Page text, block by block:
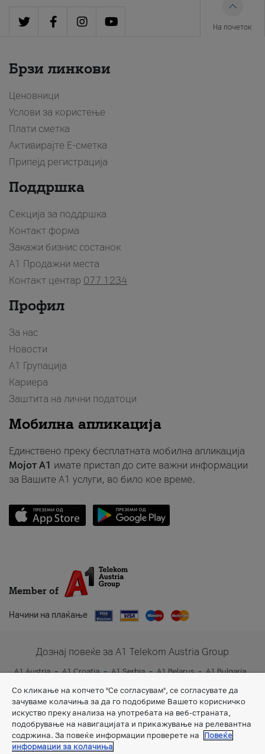
На почеток
Брзи линкови
Ценовници
Услови за користење
Плати сметка
Активирајте Е-сметка
Припејд регистрација
Поддршка
Секција за поддршка
Контакт форма
Закажи бизнис состанок
A1 Продажни места
Контакт центар 077 1234
Профил
За нас
Новости
А1 Групација
Кариера
Заштита на лични податоци
Мобилна апликација
Единствено преку бесплатната мобилна апликација
Мојот A1 имате пристап до сите важни информации
за Вашите A1 услуги, во било кое време.
Member of
Начини на плаќање
Дознај повеќе за A1 Telekom Austria Group
A1 Austria A1 Croatia A1 Serbia A1 Belarus
A1 Bulgaria
A1 Slovenia
A1 Digital
Со кликање на копчето "Се согласувам", се согласувате да
зачуваме колачиња за да го подобриме Вашето корисничко
искуство преку анализа на употребата на веб-страната,
подобрување на навигацијата и прикажување на релевантна
содржина. За повеќе информации проверете на
Повеќе
информации за колачиња